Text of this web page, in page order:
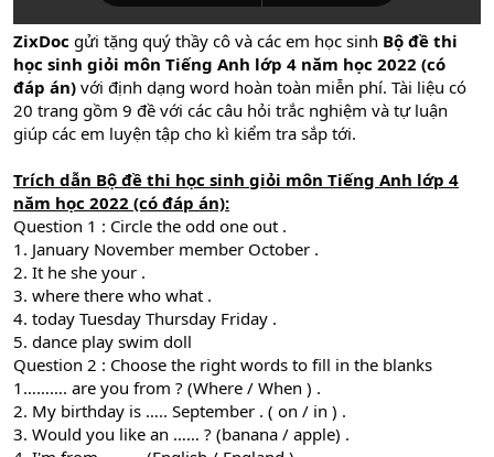
ZixDoc gửi tặng quý thầy cô và các em học sinh Bộ đề thi
học sinh giỏi môn Tiếng Anh lớp 4 năm học 2022 (có
đáp án) với định dạng word hoàn toàn miễn phí. Tài liệu có
20 trang gồm 9 đề với các câu hỏi trắc nghiệm và tự luận
giúp các em luyện tập cho kì kiểm tra sắp tới.
Trích dẫn Bộ đề thi học sinh giỏi môn Tiếng Anh lớp 4
năm học 2022 (có đáp án):
Question 1 : Circle the odd one out .
1. January November member October .
2. It he she your .
3. where there who what .
4. today Tuesday Thursday Friday .
5. dance play swim doll
Question 2 : Choose the right words to fill in the blanks
1………. are you from ? (Where / When ) .
2. My birthday is ….. September . ( on / in ) .
3. Would you like an …… ? (banana / apple) .